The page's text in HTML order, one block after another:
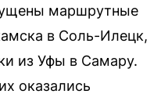
маршрутные
в Соль-Илецк,
из Уфы в Самару.
оказались